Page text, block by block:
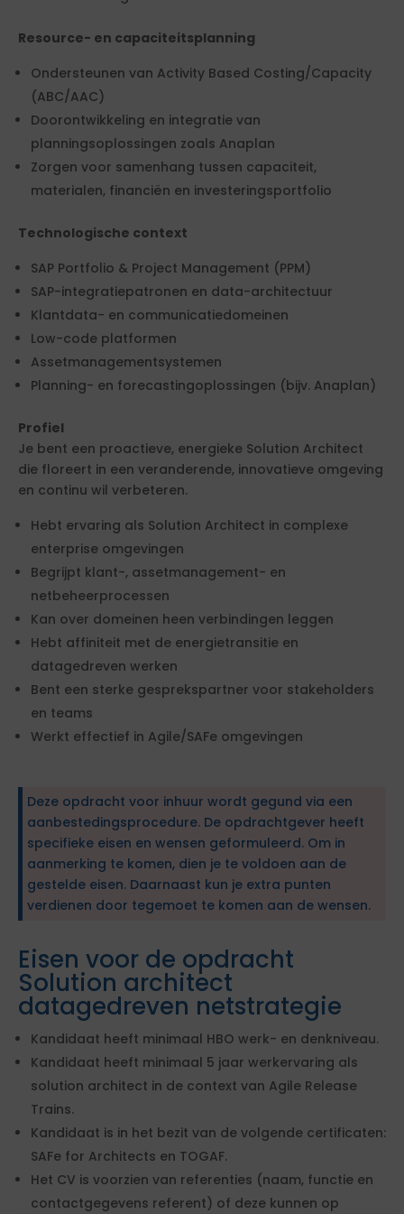
Resource- en capaciteitsplanning
Ondersteunen van Activity Based Costing/Capacity
(ABC/AAC)
Doorontwikkeling en integratie van
planningsoplossingen zoals Anaplan
Zorgen voor samenhang tussen capaciteit,
materialen, financiën en investeringsportfolio
Technologische context
SAP Portfolio & Project Management (PPM)
SAP-integratiepatronen en data-architectuur
Klantdata- en communicatiedomeinen
Low-code platformen
Assetmanagementsystemen
Planning- en forecastingoplossingen (bijv. Anaplan)
Profiel
Je bent een proactieve, energieke Solution Architect
die floreert in een veranderende, innovatieve omgeving
en continu wil verbeteren.
Hebt ervaring als Solution Architect in complexe
enterprise omgevingen
Begrijpt klant-, assetmanagement- en
netbeheerprocessen
Kan over domeinen heen verbindingen leggen
Hebt affiniteit met de energietransitie en
datagedreven werken
Bent een sterke gesprekspartner voor stakeholders
en teams
Werkt effectief in Agile/SAFe omgevingen
Deze opdracht voor inhuur wordt gegund via een
aanbestedingsprocedure. De opdrachtgever heeft
specifieke eisen en wensen geformuleerd. Om in
aanmerking te komen, dien je te voldoen aan de
gestelde eisen. Daarnaast kun je extra punten
verdienen door tegemoet te komen aan de wensen.
Eisen voor de opdracht
Solution architect
datagedreven netstrategie
Kandidaat heeft minimaal HBO werk- en denkniveau.
Kandidaat heeft minimaal 5 jaar werkervaring als
solution architect in de context van Agile Release
Trains.
Kandidaat is in het bezit van de volgende certificaten:
SAFe for Architects en TOGAF.
Het CV is voorzien van referenties (naam, functie en
contactgegevens referent) of deze kunnen op